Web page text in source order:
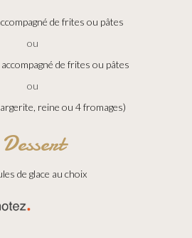
de frites ou pâtes
ou
de frites ou pâtes
ou
reine ou 4 fromages)
Dessert
de glace au choix